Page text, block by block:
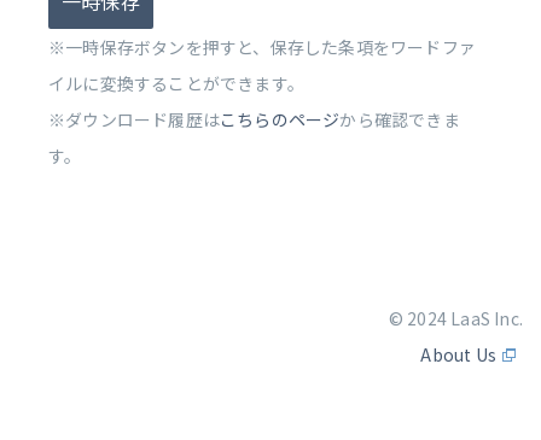
※一時保存ボタンを押すと、保存した条項をワードファ
イルに変換することができます。
※ダウンロード履歴はこちらのページから確認できま
す。
© 2024 LaaS Inc.
About Us